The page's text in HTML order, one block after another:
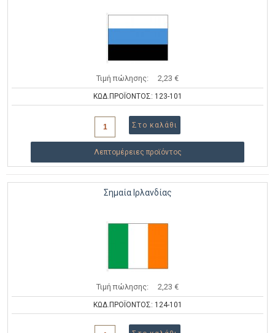
Τιμή πώλησης: 2,23 €
ΚΩΔ.ΠΡΟΪΟΝΤΟΣ: 123-101
Λεπτομέρειες προϊόντος
Σημαία Ιρλανδίας
Τιμή πώλησης: 2,23 €
ΚΩΔ.ΠΡΟΪΟΝΤΟΣ: 124-101